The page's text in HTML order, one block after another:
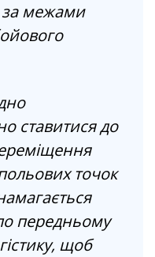
за межами
ставитися до
польових точок
передньому
щоб